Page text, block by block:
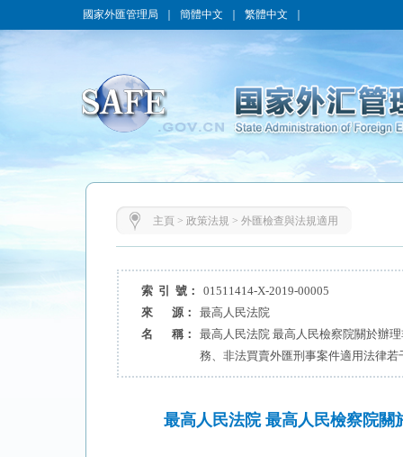
國家外匯管理局 簡體中文 繁體中文
主頁 > 政策法規 > 外匯檢查與法規適用
索 引 號：
01511414-X-2019-00005
來 源：
最高人民法院
名 稱：
最高人民法院 最高人民檢察院關於辦
務、非法買賣外匯刑事案件適用法律若
最高人民法院 最高人民檢察院